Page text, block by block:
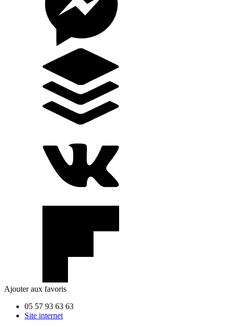
Ajouter aux favoris
05 57 93 63 63
Site internet